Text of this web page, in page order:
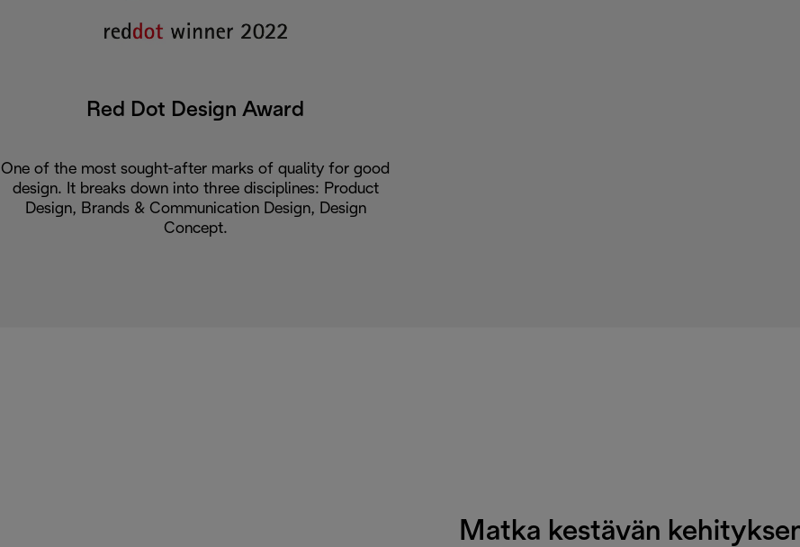
Red Dot Design Award
One of the most sought-after marks of quality for good
design. It breaks down into three disciplines: Product
Design, Brands & Communication Design, Design
Concept.
Matka kestävän